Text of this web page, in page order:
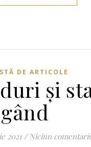
DE ARTICOLE
și
gând
2021 / Niciun